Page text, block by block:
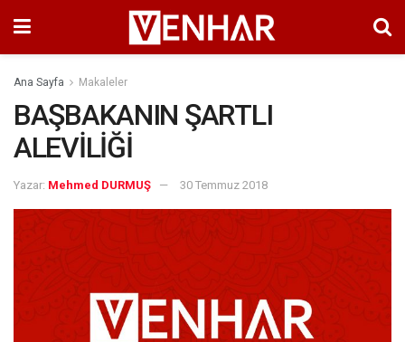
Ana Sayfa Makaleler
BAŞBAKANIN ŞARTLI
ALEVİLİĞİ
Yazar: Mehmed DURMUŞ 30 Temmuz 2018